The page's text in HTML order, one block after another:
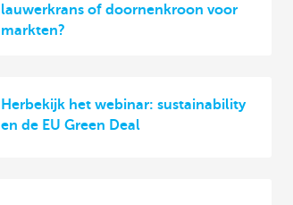
lauwerkrans of doornenkroon voor
markten?
Herbekijk het webinar: sustainability
en de EU Green Deal